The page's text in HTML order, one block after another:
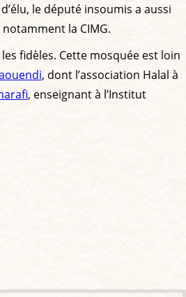
le député insoumis a aussi
la CIMG.
fidèles. Cette mosquée est loin
, dont l’association Halal à
, enseignant à l’Institut